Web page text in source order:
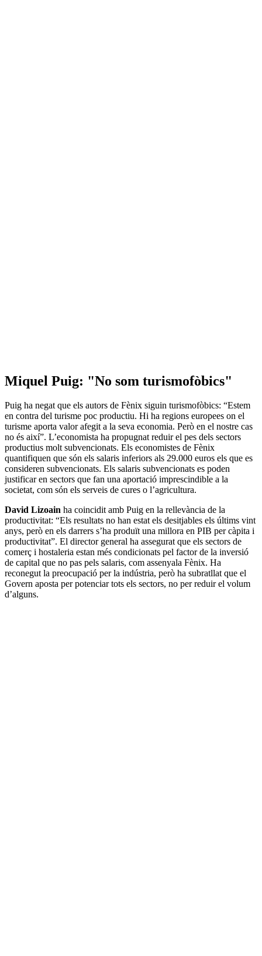
Miquel Puig: "No som turismofòbics"
Puig ha negat que els autors de Fènix siguin turismofòbics: “Estem
en contra del turisme poc productiu. Hi ha regions europees on el
turisme aporta valor afegit a la seva economia. Però en el nostre cas
no és així”. L’economista ha propugnat reduir el pes dels sectors
productius molt subvencionats. Els economistes de Fènix
quantifiquen que són els salaris inferiors als 29.000 euros els que es
consideren subvencionats. Els salaris subvencionats es poden
justificar en sectors que fan una aportació imprescindible a la
societat, com són els serveis de cures o l’agricultura.
David Lizoain ha coincidit amb Puig en la rellevància de la
productivitat: “Els resultats no han estat els desitjables els últims vint
anys, però en els darrers s’ha produït una millora en PIB per càpita i
productivitat”. El director general ha assegurat que els sectors de
comerç i hostaleria estan més condicionats pel factor de la inversió
de capital que no pas pels salaris, com assenyala Fènix. Ha
reconegut la preocupació per la indústria, però ha subratllat que el
Govern aposta per potenciar tots els sectors, no per reduir el volum
d’alguns.